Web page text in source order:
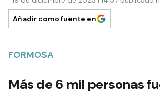
Añadir como fuente en
FORMOSA
Más de 6 mil personas